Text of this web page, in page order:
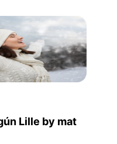
Lille by mat